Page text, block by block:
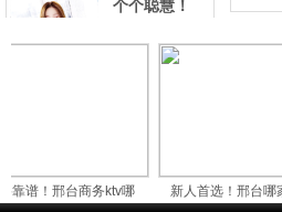
邢台商务ktv哪 新人首选！邢台哪家商务kt
个个聪慧！
慕名而来！
邢台比较好